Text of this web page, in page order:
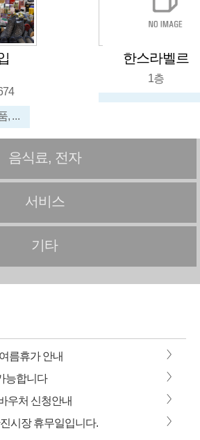
뷰티건강, 화장품, 신발, 가방, 메리야스, 수입잡화
한스라벨르
1층
음식료, 전자
서비스
기타
름휴가 안내 >
능합니다 >
우처 신청안내 >
시장 휴무일입니다. >